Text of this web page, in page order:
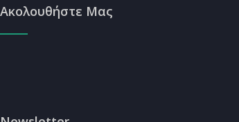
Ακολουθήστε Μας